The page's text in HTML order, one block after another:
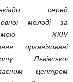
серед
молоді за
XXIV
організовані
Львівської
центром